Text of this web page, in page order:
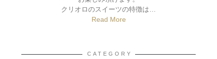
クリオロのスイーツの特徴は…
Read More
CATEGORY